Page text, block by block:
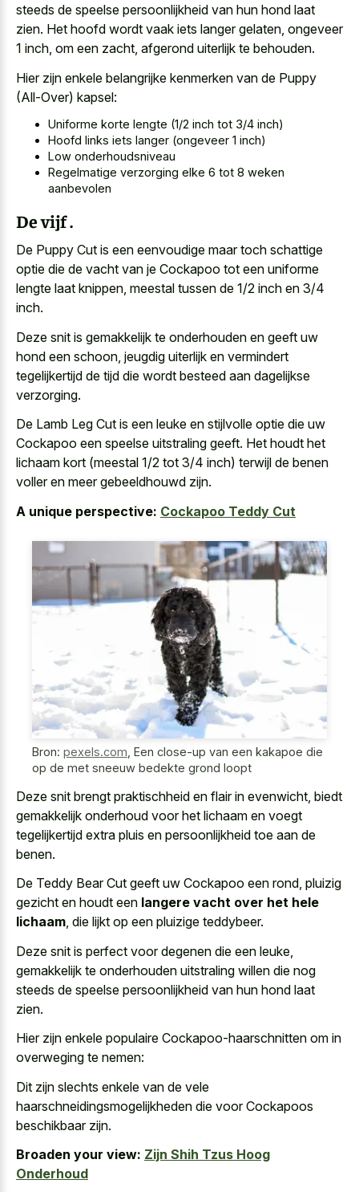
steeds de speelse persoonlijkheid van hun hond laat
zien. Het hoofd wordt vaak iets langer gelaten, ongeveer
1 inch, om een zacht, afgerond uiterlijk te behouden.
Hier zijn enkele belangrijke kenmerken van de Puppy
(All-Over) kapsel:
Uniforme korte lengte (1/2 inch tot 3/4 inch)
Hoofd links iets langer (ongeveer 1 inch)
Low onderhoudsniveau
Regelmatige verzorging elke 6 tot 8 weken
aanbevolen
De vijf .
De Puppy Cut is een eenvoudige maar toch schattige
optie die de vacht van je Cockapoo tot een uniforme
lengte laat knippen, meestal tussen de 1/2 inch en 3/4
inch.
Deze snit is gemakkelijk te onderhouden en geeft uw
hond een schoon, jeugdig uiterlijk en vermindert
tegelijkertijd de tijd die wordt besteed aan dagelijkse
verzorging.
De Lamb Leg Cut is een leuke en stijlvolle optie die uw
Cockapoo een speelse uitstraling geeft. Het houdt het
lichaam kort (meestal 1/2 tot 3/4 inch) terwijl de benen
voller en meer gebeeldhouwd zijn.
A unique perspective: Cockapoo Teddy Cut
Bron: pexels.com Een close-up van een kakapoe die
op de met sneeuw bedekte grond loopt
Deze snit brengt praktischheid en flair in evenwicht, biedt
gemakkelijk onderhoud voor het lichaam en voegt
tegelijkertijd extra pluis en persoonlijkheid toe aan de
benen.
De Teddy Bear Cut geeft uw Cockapoo een rond, pluizig
gezicht en houdt een langere vacht over het hele
lichaam, die lijkt op een pluizige teddybeer.
Deze snit is perfect voor degenen die een leuke,
gemakkelijk te onderhouden uitstraling willen die nog
steeds de speelse persoonlijkheid van hun hond laat
zien.
Hier zijn enkele populaire Cockapoo-haarschnitten om in
overweging te nemen:
Dit zijn slechts enkele van de vele
haarschneidingsmogelijkheden die voor Cockapoos
beschikbaar zijn.
Broaden your view: Zijn Shih Tzus Hoog
Onderhoud